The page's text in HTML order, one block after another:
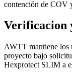
contención de COV
Verificacion
AWTT mantiene los
proyecto bajo
Hexprotect SLIM a